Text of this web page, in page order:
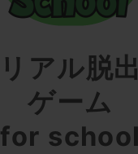
リアル脱
ゲーム
for